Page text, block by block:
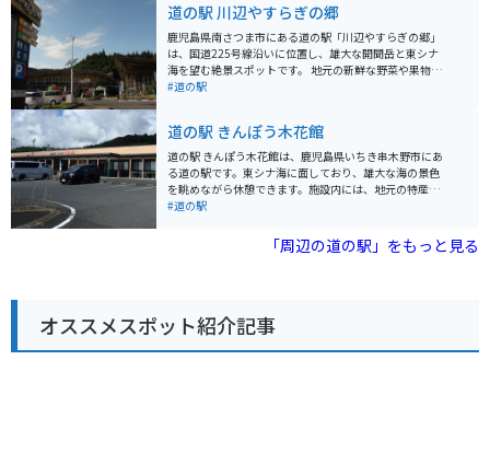
しむことができます。また、錦江湾や桜島を一望できる
展望台もあり、絶景を眺めながら休憩することができま
す。 バイクで訪れる際は、道の駅から少し足を延ばし
て、桜島を一周する「桜島一周道路」を走ってみるのも
おすすめです。変化に富んだ景色を楽しみながら、爽快
ポイント】 * 桜島を間近に見ることができる * 地元の食
材を使ったグルメが楽しめる * 錦江湾を一望できる展望
台がある * バイクで桜島一周道路を走ることができる
道の駅 川辺やすらぎの郷
鹿児島県南さつま市にある道の駅「川辺やすらぎの郷」
は、国道225号線沿いに位置し、雄大な開聞岳と東シナ
海を望む絶景スポットです。 地元の新鮮な野菜や果物、
海産物が並ぶ物産館や、鹿児島黒豚や地魚を使った料理
しか味わえない逸品です。 また、併設されている「ふれ
あいパーク」には、遊具広場や芝生広場、足湯などがあ
り、家族連れにもおすすめです。バイクで訪れる場合
は、駐車場も広く、休憩スポットとしても最適です。 周
辺には、薩摩藩の歴史を感じられる「知覧武家屋敷群」
満喫してみてはいかがでしょうか。
#道の駅
道の駅 きんぽう木花館
道の駅 きんぽう木花館は、鹿児島県いちき串木野市にあ
る道の駅です。東シナ海に面しており、雄大な海の景色
を眺めながら休憩できます。施設内には、地元の特産品
を販売する物産館や、新鮮な seafood が味わえるレスト
場があるので安心です。また、道の駅 きんぽう木花館
は、薩摩藩の初代藩主・島津家久公を祀る「金峰神社」
咲き誇る「冠岳花川砂防公園」など、観光スポットも点
在しています。道の駅できんぽう木花館で休憩し、錦江
湾周辺の観光を楽しむのはいかがでしょうか。
#道の駅
「周辺の道の駅」をもっと見る
オススメスポット紹介記事